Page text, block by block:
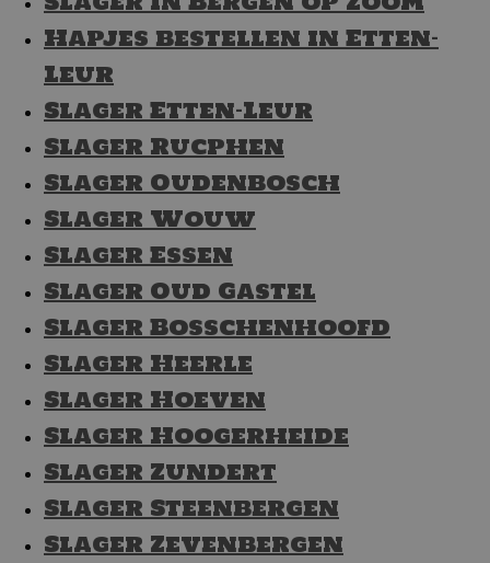
Hapjes bestellen in Etten-
Leur
Slager Etten-Leur
Slager Rucphen
Slager Oudenbosch
Slager Wouw
Slager Essen
Slager Oud Gastel
Slager Bosschenhoofd
Slager Heerle
Slager Hoeven
Slager Hoogerheide
Slager Zundert
Slager Steenbergen
Slager Zevenbergen